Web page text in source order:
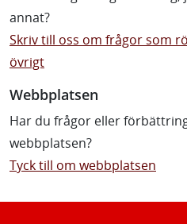
annat?
Skriv till oss om frågor som
övrigt
Webbplatsen
Har du frågor eller
webbplatsen?
Tyck till om webbplatsen